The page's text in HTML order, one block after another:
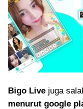
Bigo Live juga
menurut google